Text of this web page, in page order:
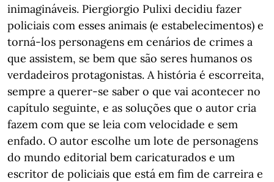
inimagináveis. Piergiorgio Pulixi decidiu fazer
policiais com esses animais (e estabelecimentos) e
torná-los personagens em cenários de crimes a
que assistem, se bem que são seres humanos os
verdadeiros protagonistas. A história é escorreita,
sempre a querer-se saber o que vai acontecer no
capítulo seguinte, e as soluções que o autor cria
fazem com que se leia com velocidade e sem
enfado. O autor escolhe um lote de personagens
do mundo editorial bem caricaturados e um
escritor de policiais que está em fim de carreira e